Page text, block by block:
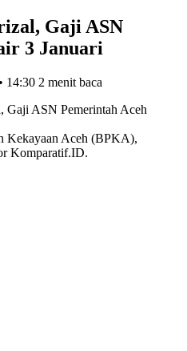
Gaji ASN
3 Januari
14:30 2 menit baca
Kekayaan Aceh (BPKA),
Komparatif.ID.